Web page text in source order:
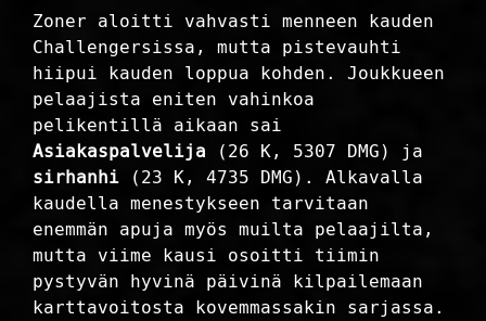
Zoner aloitti vahvasti menneen kauden
Challengersissa, mutta pistevauhti
hiipui kauden loppua kohden. Joukkueen
pelaajista eniten vahinkoa
pelikentillä aikaan sai
Asiakaspalvelija (26 K, 5307 DMG) ja
sirhanhi (23 K, 4735 DMG). Alkavalla
kaudella menestykseen tarvitaan
enemmän apuja myös muilta pelaajilta,
mutta viime kausi osoitti tiimin
pystyvän hyvinä päivinä kilpailemaan
karttavoitosta kovemmassakin sarjassa.